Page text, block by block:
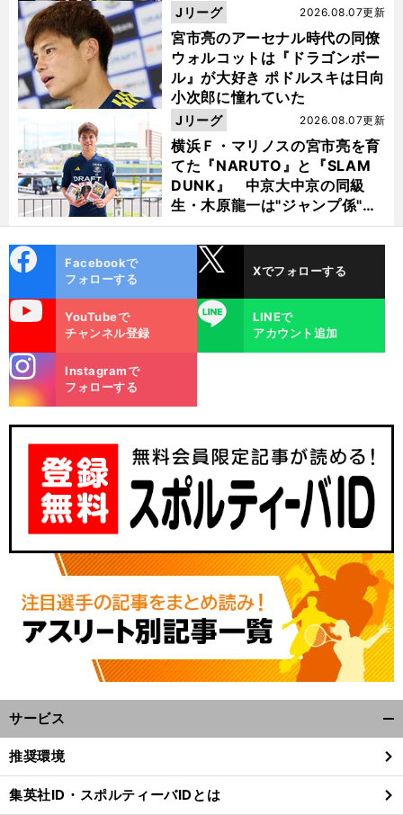
、
。
前
宮市亮のアーセナル時代の同僚
ウォルコットは『ドラゴンボー
ル』が大好き ポドルスキは日向
小次郎に憧れていた
2026.08.07更新
Jリーグ
横浜Ｆ・マリノスの宮市亮を育
てた『NARUTO』と『SLAM
DUNK』 中京大中京の同級
生・木原龍一は"ジャンプ係"だ
った
2026.08.07更新
Jリーグ
ok
Facebookで
フォローする
Xでフォローする
YouTubeで
チャンネル登録
LINE
LINEで
アカウント追加
m
Instagramで
フォローする
サービス
閉
る
推奨環境
集英社ID・スポルティーバIDとは